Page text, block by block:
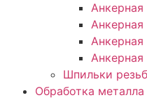
Анкерная
Анкерная
Анкерная
Шпильки
Обработка металла